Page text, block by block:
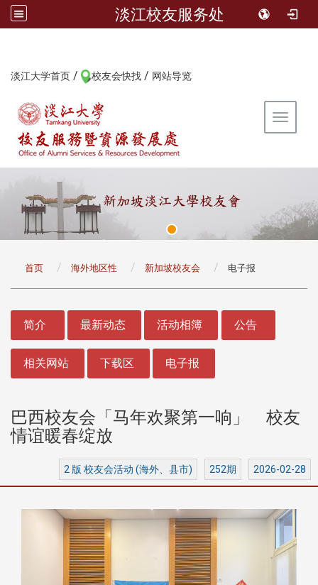
淡江校友服务处
淡江大学首页 / 校友会快找 / 网站导览
Toggle
首页 海外地区性 新加坡校友会 电子报
简介 最新动态 活动相簿 公告
相关网站 下载区 电子报
巴西校友会「马年欢聚第一响」 校友
情谊暖春绽放
2 版 校友会活动 (海外、县市) 252期 2026-02-28